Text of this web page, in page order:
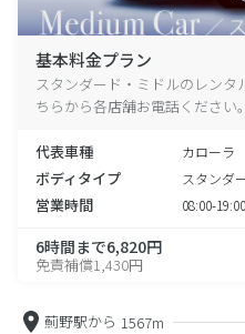
基本料金プラン
スタンダード・ミドルのレンタ
ちらから各店舗お電話ください。
代表車種 カローラ
ボディタイプ スタンダ
営業時間 08:00-19:00
6時間まで6,820円
免責補償1,430円
薊野駅から 1567m